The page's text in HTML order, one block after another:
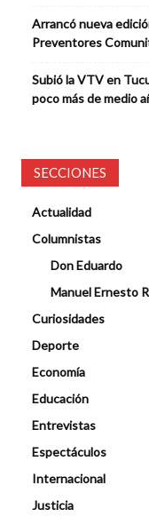
Arrancó nueva
Preventores
Subió la VTV en
poco más de medio
SECCIONES
Actualidad
Columnistas
Don Eduardo
Manuel Ernesto
Curiosidades
Deporte
Economía
Educación
Entrevistas
Espectáculos
Internacional
Justicia